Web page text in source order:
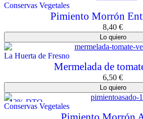
Conservas Vegetales
Pimiento Morrón
8,40 €
Lo quiero
La Huerta de Fresno
Mermelada de
6,50 €
Lo quiero
13% DTO.
Conservas Vegetales